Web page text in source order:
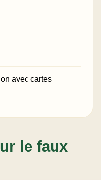
avec cartes
le faux